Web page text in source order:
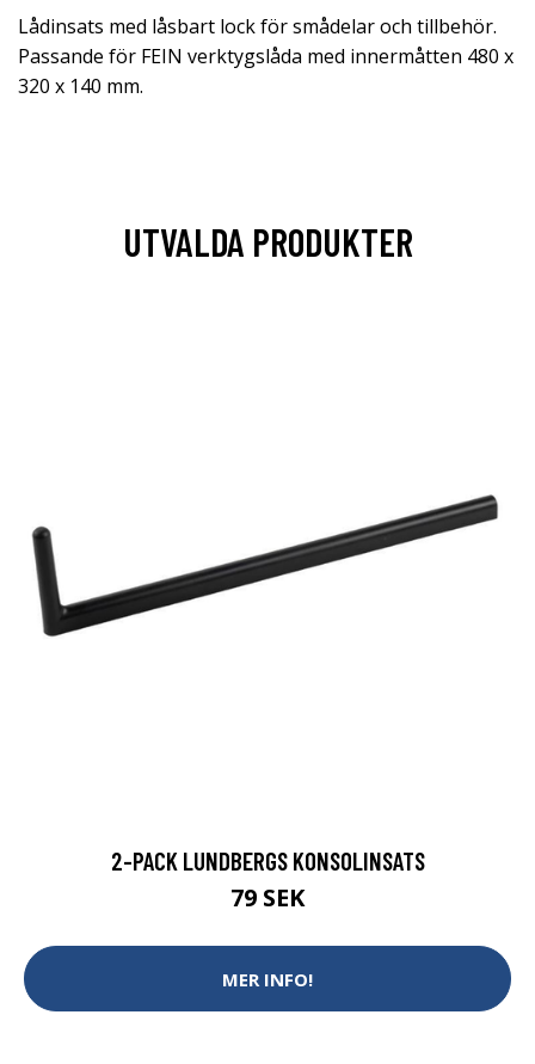
Lådinsats med låsbart lock för smådelar och tillbehör.
Passande för FEIN verktygslåda med innermåtten 480 x
320 x 140 mm.
UTVALDA PRODUKTER
2-PACK LUNDBERGS KONSOLINSATS
79 SEK
MER INFO!